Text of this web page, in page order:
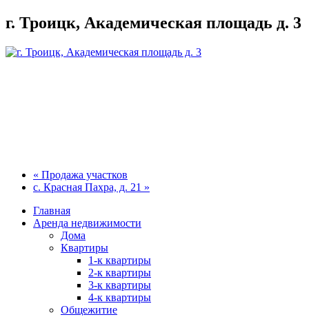
г. Троицк, Академическая площадь д. 3
« Продажа участков
с. Красная Пахра, д. 21 »
Главная
Аренда недвижимости
Дома
Квартиры
1-к квартиры
2-к квартиры
3-к квартиры
4-к квартиры
Общежитие